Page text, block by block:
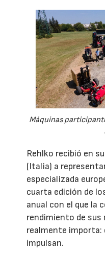
Máquinas
Rehlko recibió en
(Italia) a
especializada
cuarta edición de
anual con el que la
rendimiento de sus
realmente importa:
impulsan.